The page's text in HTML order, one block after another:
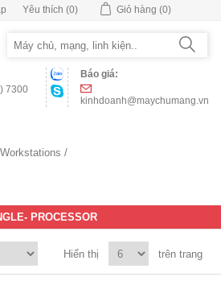
Yêu thích (0) Giỏ hàng (0)
7300
Báo giá:
kinhdoanh@maychumang.vn
/
PROCESSOR
Hiển thị trên trang